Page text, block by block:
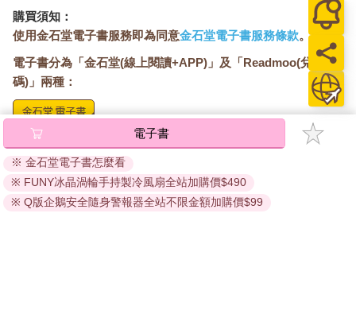
購買須知：
使用金石堂電子書服務即為同意金石堂電子書服務條款。
電子書分為「金石堂(線上閱讀+APP)」及「Readmoo(兌換
碼)」兩種：
將儲存於會員中心→電子書服務「我的e書櫃」，點選線上
閱讀直接開啟閱讀。
線上閱讀：
建議使用Chrome、Microsoft Edge 有較佳的線上瀏覽效
電子書
※ 金石堂電子書怎麼看
※ FUNY冰晶渦輪手持製冷風扇全站加購價$490
※ Q版企鵝安全隨身警報器全站不限金額加購價$99